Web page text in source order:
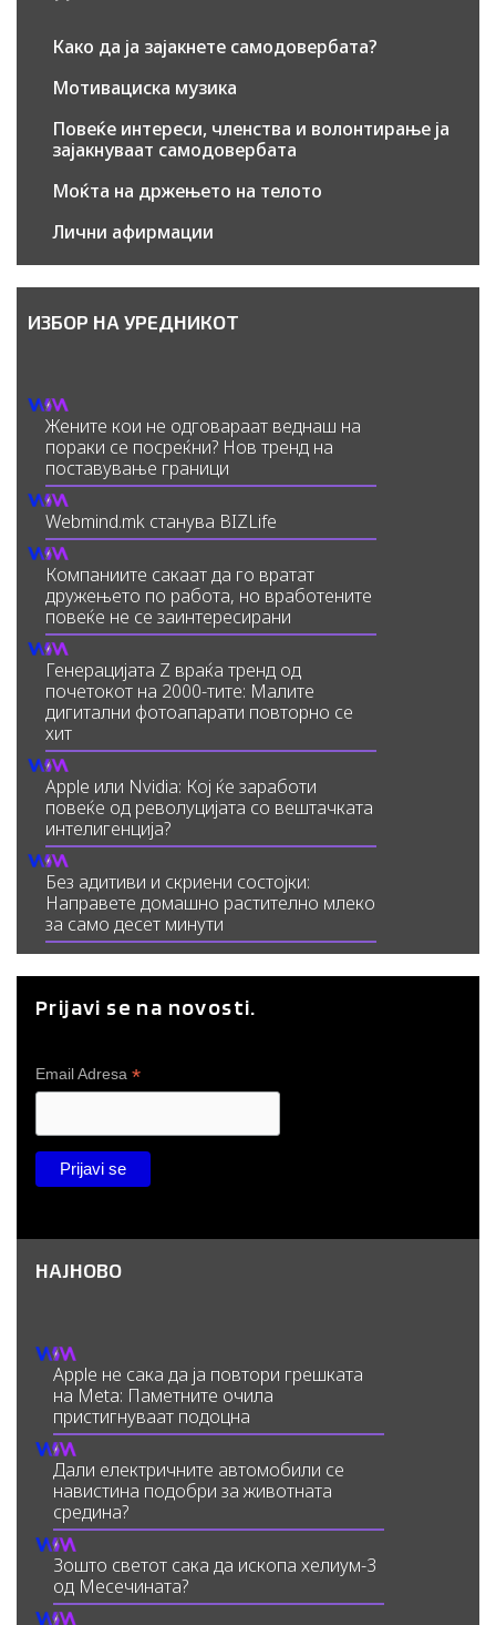
Како да ја зајакнете самодовербата?
Мотивациска музика
Повеќе интереси, членства и волонтирање ја
зајакнуваат самодовербата
Моќта на држењето на телото
Лични афирмации
ИЗБОР НА УРЕДНИКОТ
Жените кои не одговараат веднаш на
пораки се посреќни? Нов тренд на
поставување граници
Webmind.mk станува BIZLife
Компаниите сакаат да го вратат
дружењето по работа, но вработените
повеќе не се заинтересирани
Генерацијата Z враќа тренд од
почетокот на 2000-тите: Малите
дигитални фотоапарати повторно се
хит
Apple или Nvidia: Кој ќе заработи
повеќе од револуцијата со вештачката
интелигенција?
Без адитиви и скриени состојки:
Направете домашно растително млеко
за само десет минути
Prijavi se na novosti.
Email Adresa *
НАЈНОВО
Apple не сака да ја повтори грешката
на Meta: Паметните очила
пристигнуваат подоцна
Дали електричните автомобили се
навистина подобри за животната
средина?
Зошто светот сака да ископа хелиум-3
од Месечината?